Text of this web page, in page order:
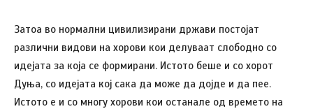
Затоа во нормални цивилизирани држави постојат
различни видови на хорови кои делуваат слободно со
идејата за која се формирани. Истото беше и со хорот
Дуња, со идејата кој сака да може да дојде и да пее.
Истото е и со многу хорови кои останале од времето на